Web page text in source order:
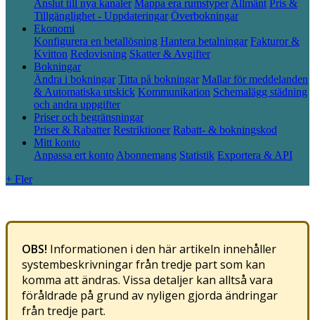
Anslut till nya kanaler Mappa era rumstyper Allmänt Pris &
Tillgänglighet - Uppdateringar Överbokningar
Ekonomi
Konfigurera en betallösning Hantera betalningar Fakturor &
Kvitton Redovisning Skatter & Avgifter
Bokningar
Ändra i bokningar Titta på bokningar Mallar för meddelanden
& Automatiska utskick Kommunikation Schemalägg städning
och andra uppgifter
Priser och begränsningar
Priser & Rabatter Restriktioner Rabatt- & bokningskod
Mitt konto
Anpassa ert konto Abonnemang Statistik Exportera & API
+ Fler
OBS! Informationen i den härartikeln innehåller
systembeskrivningarfrån tredje partsom kan
komma attändras. Vissa detaljer kan alltså vara
föråldrade på grund av nyligen gjorda ändringar
från tredje part.